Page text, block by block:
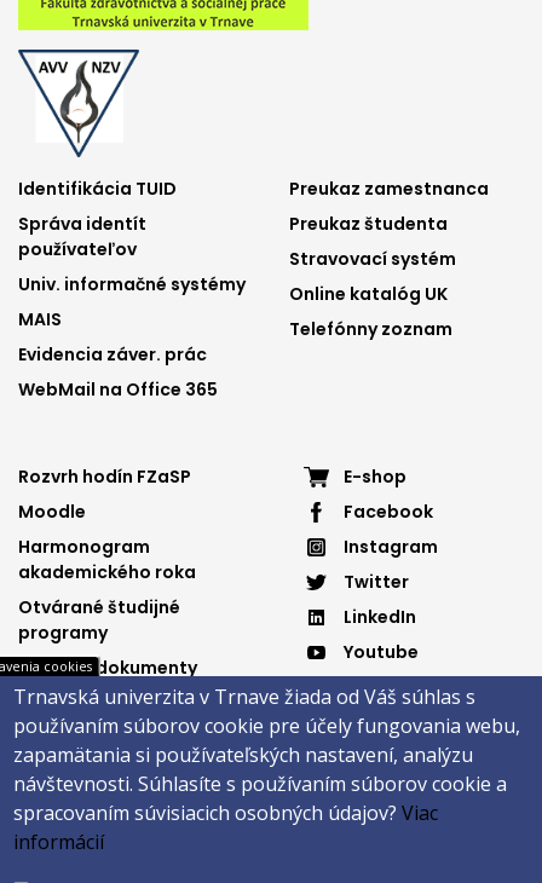
Footer
menu
1
Identifikácia TUID
Správa identít
používateľov
Univ. informačné systémy
MAIS
Evidencia záver. prác
WebMail na Office 365
Footer
menu
2
Preukaz zamestnanca
Preukaz študenta
Stravovací systém
Online katalóg UK
Telefónny zoznam
Footer
menu
3
Rozvrh hodín FZaSP
Moodle
Harmonogram
akademického roka
Otvárané študijné
programy
Dôležité dokumenty
Elektronická knižnica
Footer
menu
4
E-shop
Facebook
Instagram
Twitter
LinkedIn
Youtube
Spotify
Päta
Správca obsahu
cookies
Trnavská univerzita v Trnave žiada od Váš súhlas s
používaním súborov cookie pre účely fungovania webu,
zapamätania si používateľských nastavení, analýzu
návštevnosti. Súhlasíte s používaním súborov cookie a
spracovaním súvisiacich osobných údajov?Viac
informácií